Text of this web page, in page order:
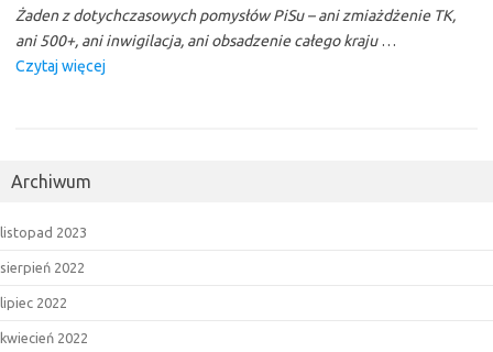
Żaden z dotychczasowych pomysłów PiSu – ani zmiażdżenie TK,
ani 500+, ani inwigilacja, ani obsadzenie całego kraju…
Czytaj więcej
Archiwum
listopad 2023
sierpień 2022
lipiec 2022
kwiecień 2022